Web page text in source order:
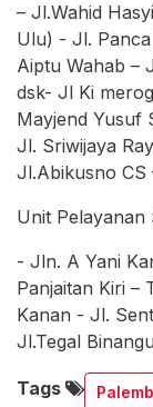
– Jl.Wahid
Ulu) - Jl.
Aiptu Wahab –
dsk- Jl Ki
Mayjend Yusuf
Jl. Sriwijaya
Jl.Abikusno CS
Unit Pelayanan
- Jln. A Yani
Panjaitan Kiri –
Kanan - Jl.
Jl.Tegal
Tags